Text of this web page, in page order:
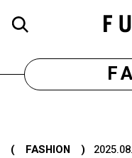
( FASHION )